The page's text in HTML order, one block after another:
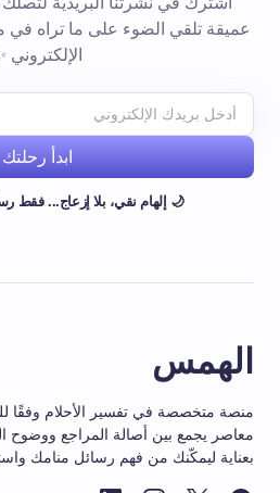
عميقة تلقي الضوء على ما تراه في
الإلكتروني
ابدأ رحلتك
🌙 إلهام نقي، بلا إزعاج... فقط
الهمس
منصة متخصصة في تفسير الأحلام وفقًا
معاصر يجمع بين أصالة المراجع ووضوح
بعناية ليمكّنك من فهم رسائل منامك